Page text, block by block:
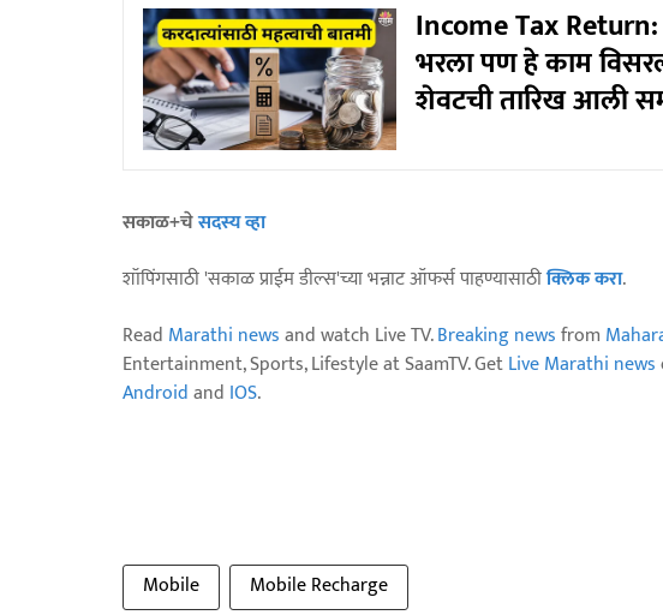
Income Tax Return:
भरला पण हे काम
शेवटची तारिख आली
सकाळ+चेसदस्य व्हा
शॉपिंगसाठी 'सकाळ प्राईम डील्स'च्या भन्नाट ऑफर्स पाहण्यासाठीक्लिक करा.
Read Marathi newsand watch Live TV.Breaking newsfrom
Entertainment, Sports, Lifestyle at SaamTV. GetLive Marathi news
Androidand IOS.
Mobile Mobile Recharge